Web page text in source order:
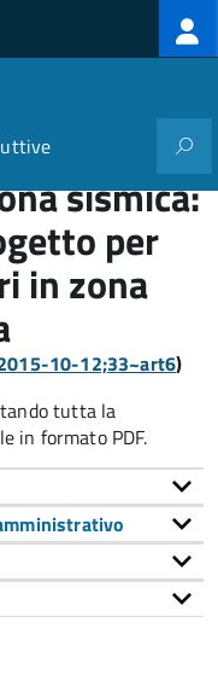
sismica:
per
in zona
10-12;33~art6)
tutta la
in formato PDF.